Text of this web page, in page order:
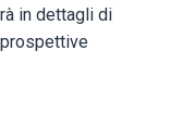
in dettagli di